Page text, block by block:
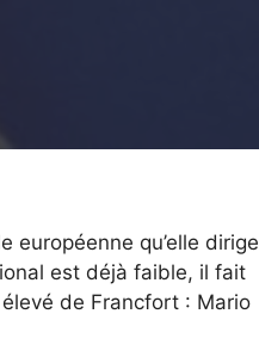
européenne qu’elle dirige
est déjà faible, il fait
de Francfort : Mario